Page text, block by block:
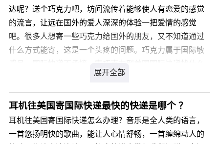
达呢？送个巧克力吧，坊间流传着能够使人有恋爱的感觉
的流言，让远在国外的爱人深深的体验一把爱情的感觉
吧。很多人想寄一些巧克力给国外的朋友，又不知道通过
什么方式能寄，这是一个头疼的问题。巧克力属于国际敏
公司好？寄巧克力到美国国际快递，我们是您最佳的选
择，我司从事私人物品国际运输十余年经验，针对类似产
品我司通常采用私人物品通关渠道办理国际运输，不受海
关相关规定限制，目的国通关率高达99.9%，关税为零。
那么，寄巧克力到美国国际快递价格是多少呢?
耳机往美国寄国际快递最快的快递是哪个 ？
耳机往美国寄国际快递怎么办理？音乐是全人类的语言，
一首悠扬明快的歌曲，能让人心情舒畅，一首缠绵动人的